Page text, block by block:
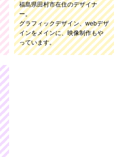
福島県田村市在住のデザイナ
ー。
グラフィックデザイン、webデザ
インをメインに、映像制作もや
っています。